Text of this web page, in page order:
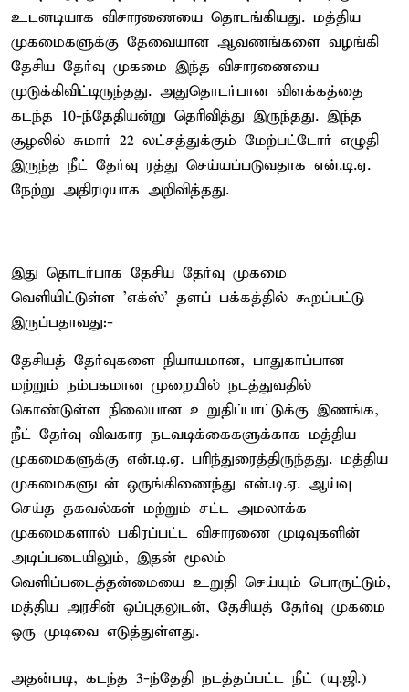
உடனடியாக விசாரணையை தொடங்கியது. மத்திய
முகமைகளுக்கு தேவையான ஆவணங்களை வழங்கி
தேசிய தேர்வு முகமை இந்த விசாரணையை
முடுக்கிவிட்டிருந்தது. அதுதொடர்பான விளக்கத்தை
கடந்த 10-ந்தேதியன்று தெரிவித்து இருந்தது. இந்த
சூழலில் சுமார் 22 லட்சத்துக்கும் மேற்பட்டோர் எழுதி
இருந்த நீட் தேர்வு ரத்து செய்யப்படுவதாக என்.டி.ஏ.
நேற்று அதிரடியாக அறிவித்தது.
இது தொடர்பாக தேசிய தேர்வு முகமை
வெளியிட்டுள்ள 'எக்ஸ்' தளப் பக்கத்தில் கூறப்பட்டு
இருப்பதாவது:-
தேசியத் தேர்வுகளை நியாயமான, பாதுகாப்பான
மற்றும் நம்பகமான முறையில் நடத்துவதில்
கொண்டுள்ள நிலையான உறுதிப்பாட்டுக்கு இணங்க,
நீட் தேர்வு விவகார நடவடிக்கைகளுக்காக மத்திய
முகமைகளுக்கு என்.டி.ஏ. பரிந்துரைத்திருந்தது. மத்திய
முகமைகளுடன் ஒருங்கிணைந்து என்.டி.ஏ. ஆய்வு
செய்த தகவல்கள் மற்றும் சட்ட அமலாக்க
முகமைகளால் பகிரப்பட்ட விசாரணை முடிவுகளின்
அடிப்படையிலும், இதன் மூலம்
வெளிப்படைத்தன்மையை உறுதி செய்யும் பொருட்டும்,
மத்திய அரசின் ஒப்புதலுடன், தேசியத் தேர்வு முகமை
ஒரு முடிவை எடுத்துள்ளது.
அதன்படி, கடந்த 3-ந்தேதி நடத்தப்பட்ட நீட் (யு.ஜி.)